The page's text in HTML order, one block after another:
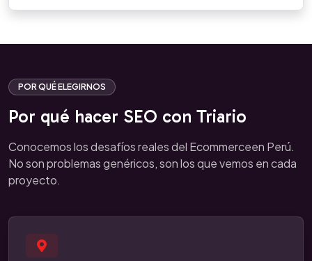
POR QUÉ ELEGIRNOS
Por qué hacer SEO con Triario
Conocemos los desafíos reales del Ecommerceen Perú.
No son problemas genéricos, son los que vemos en cada
proyecto.